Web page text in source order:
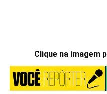
Clique na imagem